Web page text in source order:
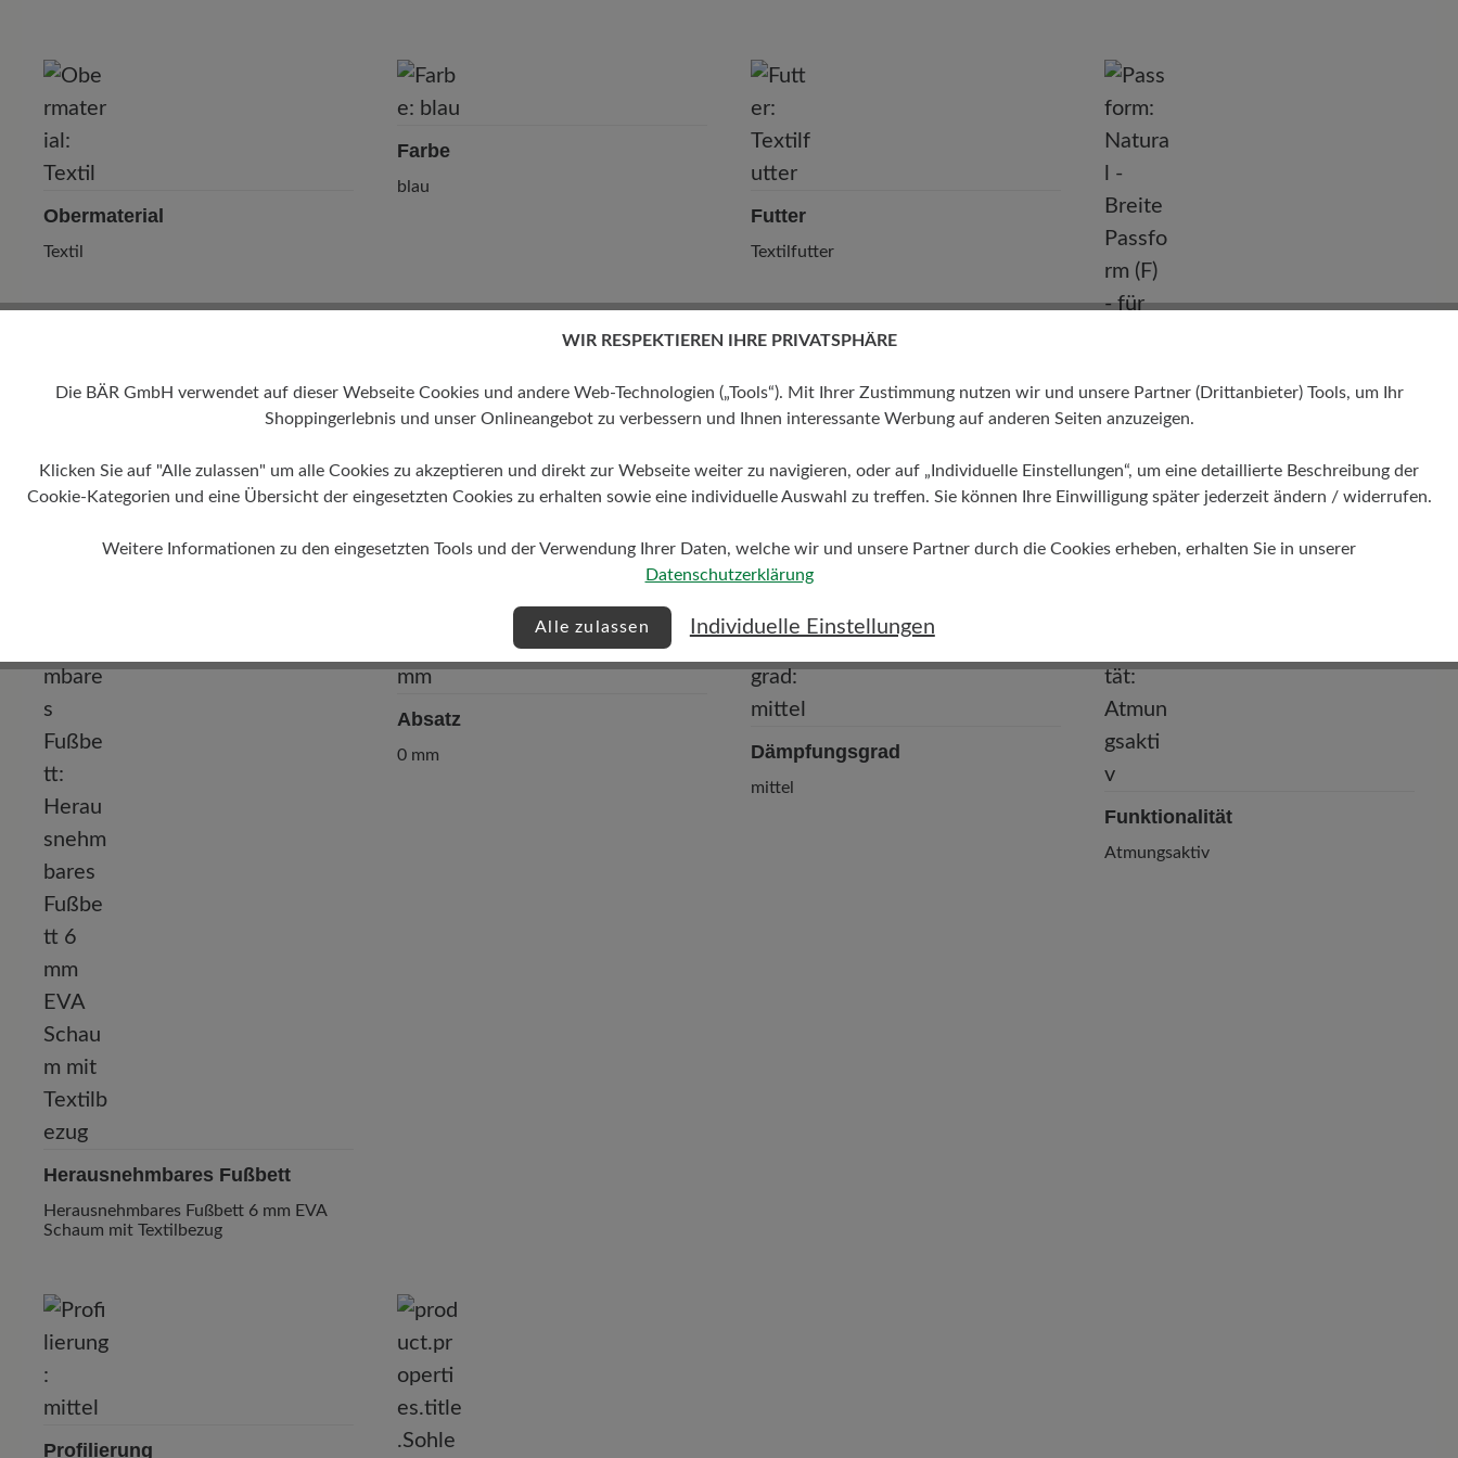
Karlstraße 8/1, 71638 Ludwigsburg, Germany
E-Mail: support@joe-nimble.com
Obermaterial
Textil
Farbe
blau
Futter
Textilfutter
Passform
Herausnehmbares Fußbett
Herausnehmbares Fußbett 6 mm EVA
Schaum mit Textilbezug
Absatz
0 mm Dämpfungsgrad
mittel
Funktionalität
Atmungsaktiv
Profilierung
WIR RESPEKTIEREN IHRE PRIVATSPHÄRE
Die BÄR GmbH verwendet auf dieser Webseite Cookies und andere Web-Technologien („Tools“). Mit Ihrer Zustimmung nutzen wir und unsere Partner (Drittanbieter) Tools, um Ihr
Shoppingerlebnis und unser Onlineangebot zu verbessern und Ihnen interessante Werbung auf anderen Seiten anzuzeigen.
Klicken Sie auf "Alle zulassen" um alle Cookies zu akzeptieren und direkt zur Webseite weiter zu navigieren, oder auf „Individuelle Einstellungen“, um eine detaillierte Beschreibung der
Cookie-Kategorien und eine Übersicht der eingesetzten Cookies zu erhalten sowie eine individuelle Auswahl zu treffen. Sie können Ihre Einwilligung später jederzeit ändern / widerrufen.
Weitere Informationen zu den eingesetzten Tools und der Verwendung Ihrer Daten, welche wir und unsere Partner durch die Cookies erheben, erhalten Sie in unserer
Datenschutzerklärung
Alle zulassen Individuelle Einstellungen